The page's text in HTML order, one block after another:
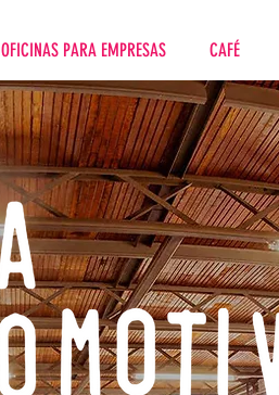
OFICINAS PARA EMPRESAS CAFÉ